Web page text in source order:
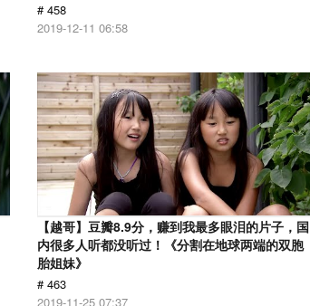
# 458
2019-12-11 06:58
【越哥】豆瓣8.9分，赚到我最多眼泪的片子，国
内很多人听都没听过！《分割在地球两端的双胞
胎姐妹》
# 463
2019-11-25 07:37